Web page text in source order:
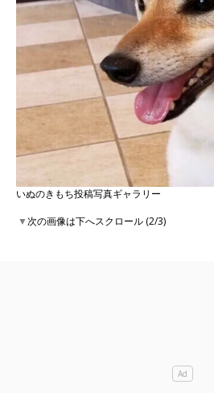
いぬのきもち投稿写真ギャラリー
▼次の画像は下へスクロール (2/3)